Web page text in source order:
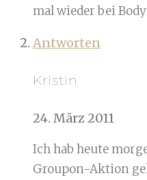
mal wieder bei
Antworten
Kristin
24. März 2011
Ich hab heute
Groupon-Aktion